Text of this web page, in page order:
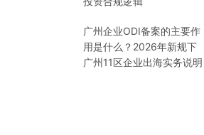
广州企业ODI备案的主要作
用是什么？2026年新规下
广州11区企业出海实务说明